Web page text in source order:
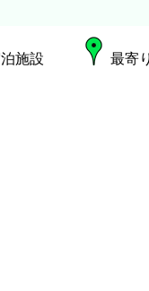
施設 最寄